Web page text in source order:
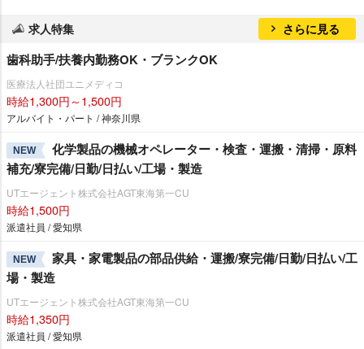
求人特集 さらに見る
歯科助手/扶養内勤務OK・ブランクOK
医療法人社団ユニメディコ
時給1,300円～1,500円
アルバイト・パート / 神奈川県
NEW
化学製品の機械オペレーター・検査・運搬・清掃・原料
補充/寮完備/日勤/日払い/工場・製造
UTエージェント株式会社AGT東海第一CU
時給1,500円
派遣社員 / 愛知県
NEW
家具・家電製品の部品供給・運搬/寮完備/日勤/日払い/工
場・製造
UTエージェント株式会社AGT東海第一CU
時給1,350円
派遣社員 / 愛知県